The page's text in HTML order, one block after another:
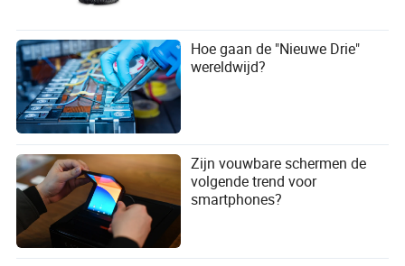
Hoe gaan de "Nieuwe Drie"
wereldwijd?
Zijn vouwbare schermen de
volgende trend voor
smartphones?